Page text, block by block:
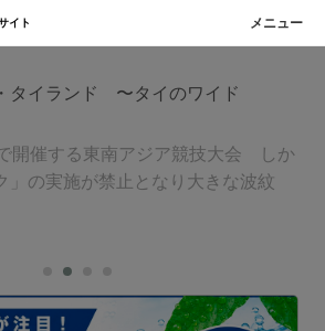
タイランド 〜タイのワイド
開催する東南アジア競技大会 しか
」の実施が禁止となり大きな波紋
イト